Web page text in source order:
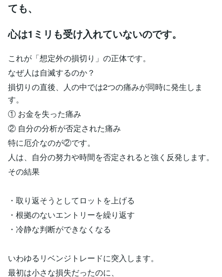
ても、
心は1ミリも受け入れていないのです。
これが「想定外の損切り」の正体です。
なぜ人は自滅するのか？
損切りの直後、人の中では2つの痛みが同時に発生しま
す。
① お金を失った痛み
② 自分の分析が否定された痛み
特に厄介なのが②です。
人は、自分の努力や時間を否定されると強く反発します。
その結果
・取り返そうとしてロットを上げる
・根拠のないエントリーを繰り返す
・冷静な判断ができなくなる
いわゆるリベンジトレードに突入します。
最初は小さな損失だったのに、